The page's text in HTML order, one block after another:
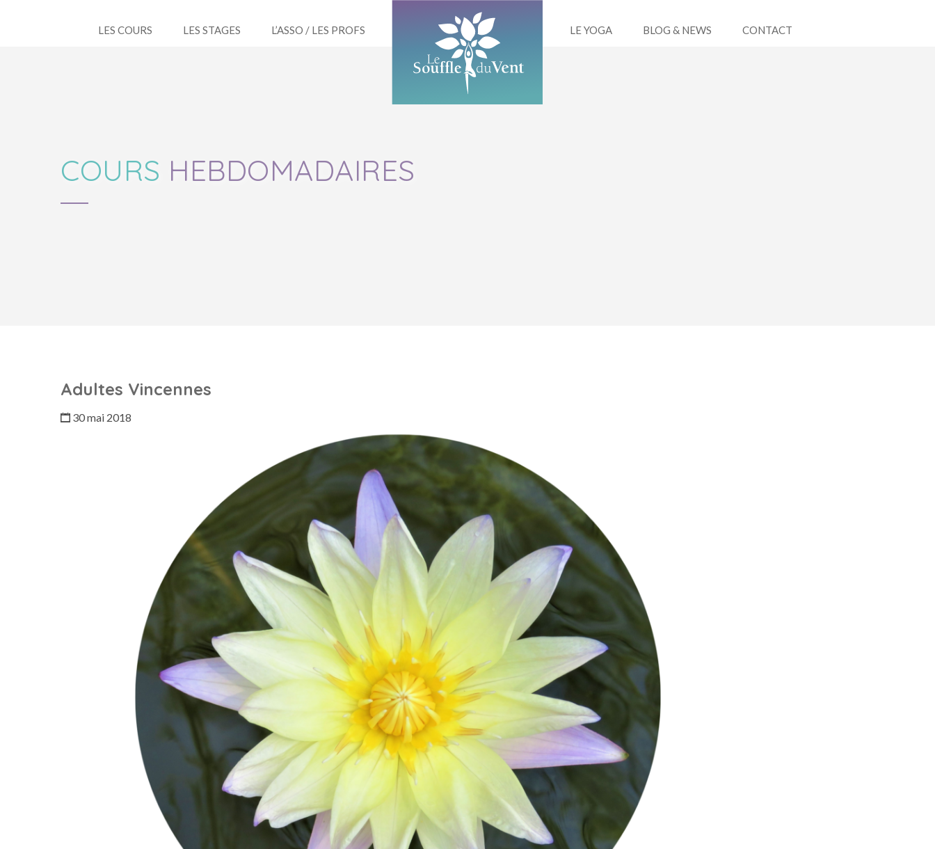
LES COURS LES STAGES L’ASSO / LES PROFS LE YOGA BLOG & NEWS CONTACT
COURS HEBDOMADAIRES
Adultes Vincennes
30 mai 2018